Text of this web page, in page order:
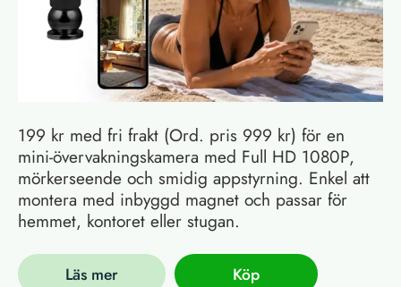
199 kr med fri frakt (Ord. pris 999 kr) för en
mini-övervakningskamera med Full HD 1080P,
mörkerseende och smidig appstyrning. Enkel att
montera med inbyggd magnet och passar för
hemmet, kontoret eller stugan.
Läs mer Köp